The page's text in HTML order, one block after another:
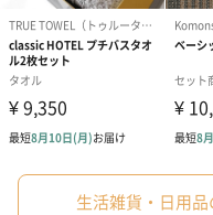
生活雑貨・日用